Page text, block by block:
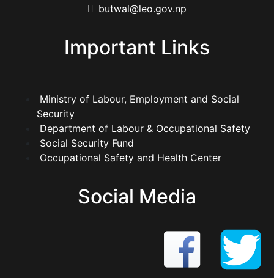
butwal@leo.gov.np
Important Links
Ministry of Labour, Employment and Social
Security
Department of Labour & Occupational Safety
Social Security Fund
Occupational Safety and Health Center
Social Media